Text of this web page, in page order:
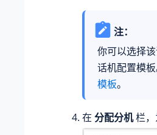
注：
你可以选择
话机配置模
模板。
在 分配分机栏，